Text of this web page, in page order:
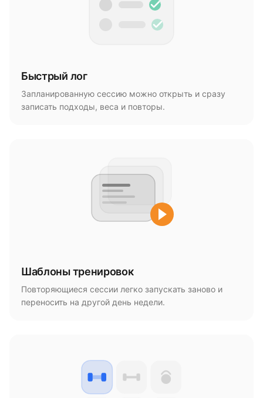
Быстрый лог
Запланированную сессию можно открыть и сразу
записать подходы, веса и повторы.
Шаблоны тренировок
Повторяющиеся сессии легко запускать заново и
переносить на другой день недели.